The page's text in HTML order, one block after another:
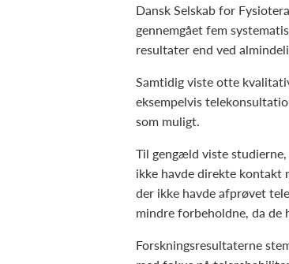
Dansk Selskab for
gennemgået fem
resultater end ved
Samtidig viste otte
eksempelvis
som muligt.
Til gengæld viste
ikke havde direkte kontakt
der ikke havde afprøvet
mindre forbeholdne, da de
Forskningsresultaterne